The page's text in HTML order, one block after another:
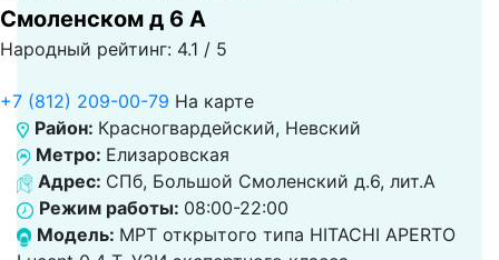
Смоленском д 6 А
Народный рейтинг: 4.1 / 5
+7 (812) 209-00-79 На карте
Район: Красногвардейский, Невский
Метро: Елизаровская
Адрес: СПб, Большой Смоленский д.6, лит.А
Режим работы: 08:00-22:00
Модель: МРТ открытого типа HITACHI APERTO